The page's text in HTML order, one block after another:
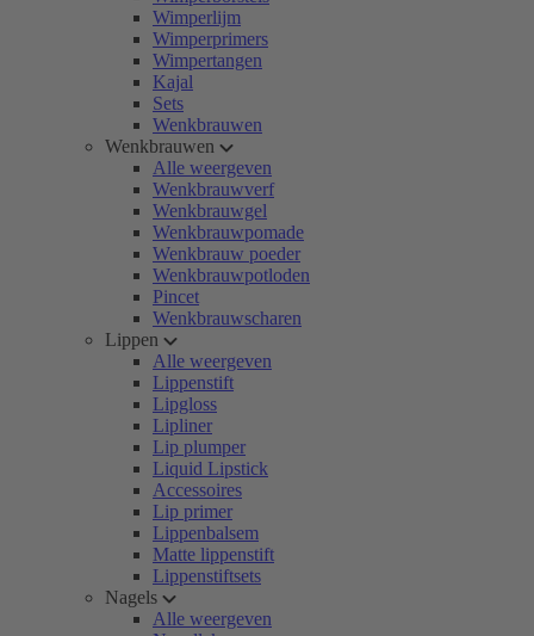
Wimperlijm
Wimperprimers
Wimpertangen
Kajal
Sets
Wenkbrauwen
Wenkbrauwen
Alle weergeven
Wenkbrauwverf
Wenkbrauwgel
Wenkbrauwpomade
Wenkbrauw poeder
Wenkbrauwpotloden
Pincet
Wenkbrauwscharen
Lippen
Alle weergeven
Lippenstift
Lipgloss
Lipliner
Lip plumper
Liquid Lipstick
Accessoires
Lip primer
Lippenbalsem
Matte lippenstift
Lippenstiftsets
Nagels
Alle weergeven